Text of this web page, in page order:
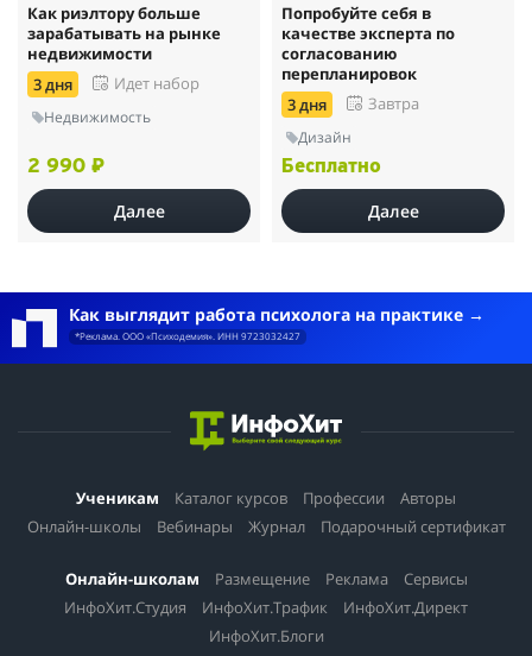
Как риэлтору больше
зарабатывать на рынке
недвижимости
3 дня
Идет набор
Недвижимость
2 990 ₽
Далее
Попробуйте себя в
качестве эксперта по
согласованию
перепланировок
3 дня
Завтра
Дизайн
Бесплатно
Далее
Как выглядит работа психолога на практике
*Реклама. ООО «Психодемия». ИНН 9723032427
Ученикам Каталог курсов Профессии
Авторы
Онлайн-школы
Вебинары Журнал Подарочный сертификат
Онлайн-школам Размещение Реклама
Сервисы
ИнфоХит.Студия
ИнфоХит.Трафик
ИнфоХит.Директ
ИнфоХит.Блоги